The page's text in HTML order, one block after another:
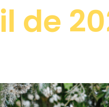
de